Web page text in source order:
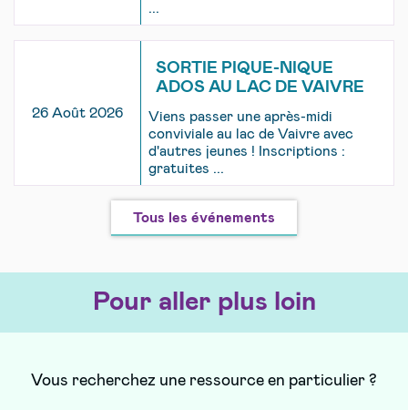
...
26 Août 2026
SORTIE PIQUE-NIQUE
ADOS AU LAC DE VAIVRE
Viens passer une après-midi
conviviale au lac de Vaivre avec
d'autres jeunes ! Inscriptions :
gratuites ...
Tous les événements
Pour aller plus loin
Vous recherchez une ressource en particulier ?